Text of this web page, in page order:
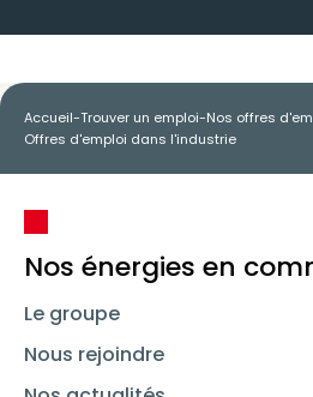
Accueil-Trouver un emploi-Nos offres
Offres d'emploi dans l'industrie
Nos énergies en
Le groupe
Nous rejoindre